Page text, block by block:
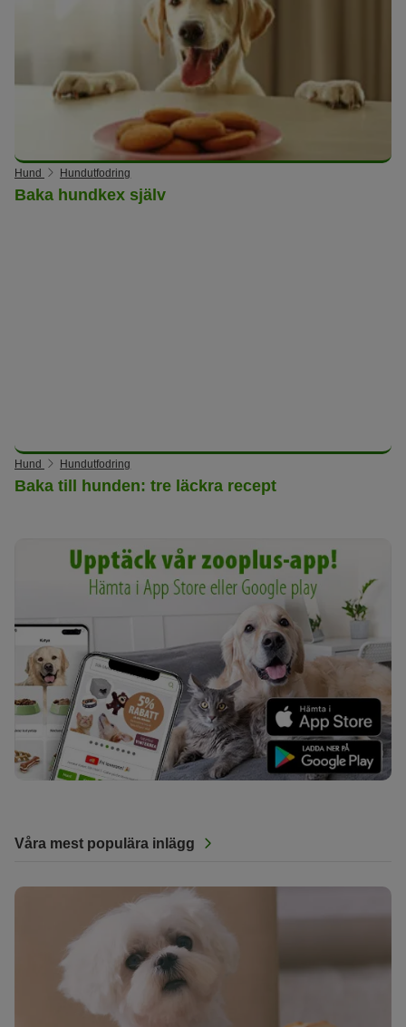
Hund Hundutfodring
Baka hundkex själv
Hund Hundutfodring
Baka till hunden: tre läckra recept
Våra mest populära inlägg